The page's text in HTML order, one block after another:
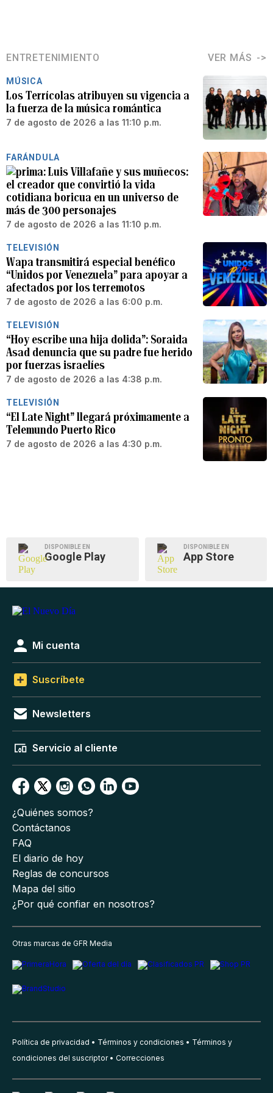
ENTRETENIMIENTO VER MÁS
MÚSICA
Los Terrícolas atribuyen su vigencia a
la fuerza de la música romántica
7 de agosto de 2026 a las 11:10 p.m.
FARÁNDULA
Luis Villafañe y sus muñecos:
el creador que convirtió la vida
cotidiana boricua en un universo de
más de 300 personajes
7 de agosto de 2026 a las 11:10 p.m.
TELEVISIÓN
Wapa transmitirá especial benéfico
“Unidos por Venezuela” para apoyar a
afectados por los terremotos
7 de agosto de 2026 a las 6:00 p.m.
TELEVISIÓN
“Hoy escribe una hija dolida”: Soraida
Asad denuncia que su padre fue herido
por fuerzas israelíes
7 de agosto de 2026 a las 4:38 p.m.
TELEVISIÓN
“El Late Night” llegará próximamente a
Telemundo Puerto Rico
7 de agosto de 2026 a las 4:30 p.m.
DISPONIBLE EN
Google Play
DISPONIBLE EN
App Store
Mi cuenta
Suscríbete
Newsletters
Servicio al cliente
¿Quiénes somos?
Contáctanos
FAQ
El diario de hoy
Reglas de concursos
Mapa del sitio
¿Por qué confiar en nosotros?
Otras marcas de GFR Media
Política de privacidad Términos y condiciones
Términos y
condiciones del suscriptor
Correcciones